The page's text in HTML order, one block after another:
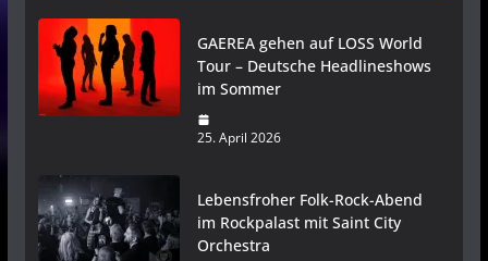
GAEREA gehen auf LOSS World
Tour – Deutsche Headlineshows
im Sommer
25. April 2026
Lebensfroher Folk-Rock-Abend
im Rockpalast mit Saint City
Orchestra